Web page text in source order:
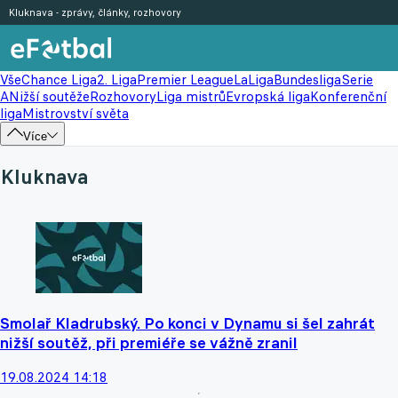
VšeChance Liga2. LigaPremier LeagueLaLigaBundesligaSerie
ANižší soutěžeRozhovoryLiga mistrůEvropská ligaKonferenční
ligaMistrovství světa
Více
Kluknava - zprávy, články, rozhovory
Kluknava
Smolař Kladrubský. Po konci v Dynamu si šel zahrát
nižší soutěž, při premiéře se vážně zranil
19.08.2024 14:18